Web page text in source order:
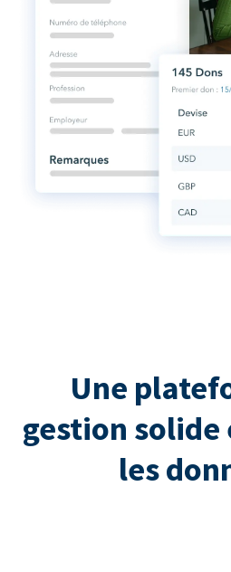
Une
gestion solide
les